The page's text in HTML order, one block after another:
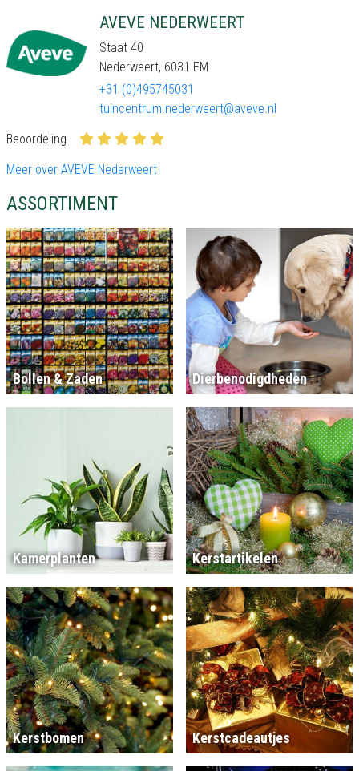
AVEVE NEDERWEERT
Staat 40
Nederweert, 6031 EM
+31 (0)495745031
tuincentrum.nederweert@aveve.nl
Beoordeling
Meer over AVEVE Nederweert
ASSORTIMENT
Bollen & Zaden Dierbenodigdheden
Kamerplanten Kerstartikelen
Kerstbomen Kerstcadeautjes